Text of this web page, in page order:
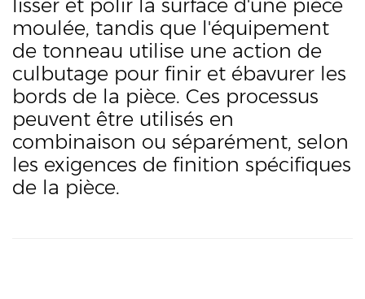
lisser et polir la surface d'une pièce
moulée, tandis que l'équipement
de tonneau utilise une action de
culbutage pour finir et ébavurer les
bords de la pièce. Ces processus
peuvent être utilisés en
combinaison ou séparément, selon
les exigences de finition spécifiques
de la pièce.